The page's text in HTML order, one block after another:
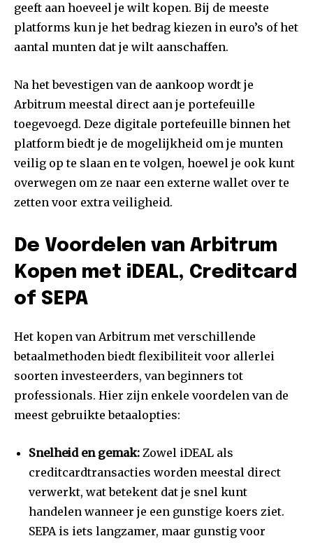
geeft aan hoeveel je wilt kopen. Bij de meeste
platforms kun je het bedrag kiezen in euro’s of het
aantal munten dat je wilt aanschaffen.
Na het bevestigen van de aankoop wordt je
Arbitrum meestal direct aan je portefeuille
toegevoegd. Deze digitale portefeuille binnen het
platform biedt je de mogelijkheid om je munten
veilig op te slaan en te volgen, hoewel je ook kunt
overwegen om ze naar een externe wallet over te
zetten voor extra veiligheid.
De Voordelen van Arbitrum
Kopen met iDEAL, Creditcard
of SEPA
Het kopen van Arbitrum met verschillende
betaalmethoden biedt flexibiliteit voor allerlei
soorten investeerders, van beginners tot
professionals. Hier zijn enkele voordelen van de
meest gebruikte betaalopties:
Snelheid en gemak: Zowel iDEAL als
creditcardtransacties worden meestal direct
verwerkt, wat betekent dat je snel kunt
handelen wanneer je een gunstige koers ziet.
SEPA is iets langzamer, maar gunstig voor